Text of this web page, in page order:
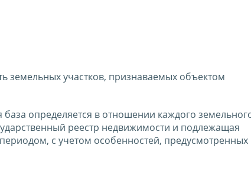
земельных участков, признаваемых объектом
определяется в отношении каждого
реестр недвижимости и подлежащая
с учетом особенностей, предусмотренных